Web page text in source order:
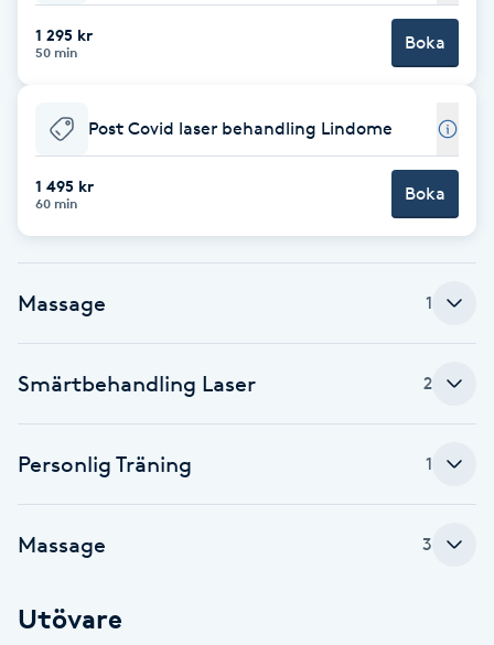
Color correction
Cryoterapi
Damklippning
Diamantslipning
E
1 295 kr
50 min Boka
Post Covid laser behandling Lindome
1 495 kr
60 min Boka
Massage 1
Smärtbehandling Laser 2
Personlig Träning 1
Massage 3
Utövare